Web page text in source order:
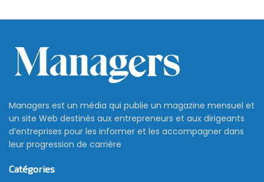
Managers est un média qui publie un magazine mensuel et
un site Web destinés aux entrepreneurs et aux dirigeants
d’entreprises pour les informer et les accompagner dans
leur progression de carrière
Catégories